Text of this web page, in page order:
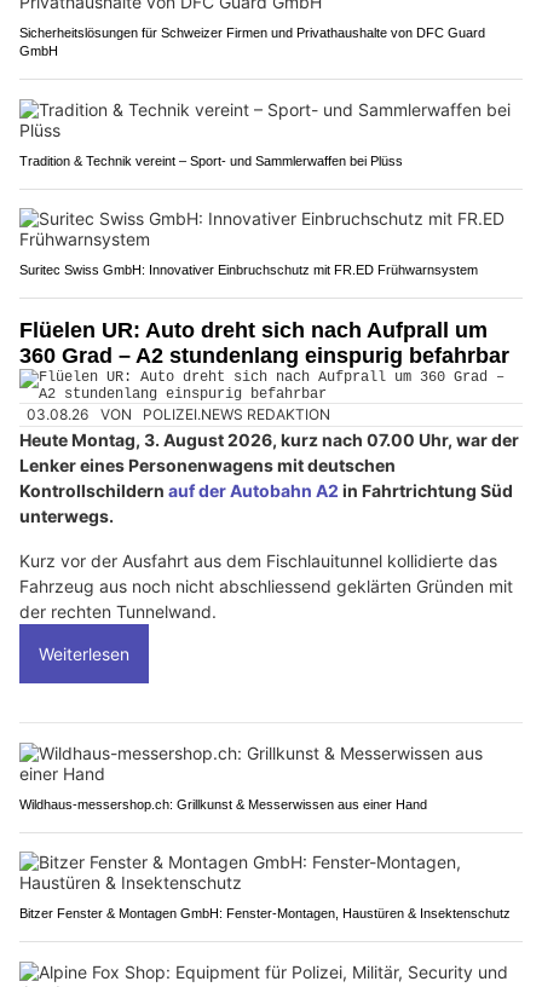
Sicherheitslösungen für Schweizer Firmen und Privathaushalte von DFC Guard
GmbH
Tradition & Technik vereint – Sport- und Sammlerwaffen bei Plüss
Suritec Swiss GmbH: Innovativer Einbruchschutz mit FR.ED Frühwarnsystem
Flüelen UR: Auto dreht sich nach Aufprall um
360 Grad – A2 stundenlang einspurig befahrbar
03.08.26 VON POLIZEI.NEWS REDAKTION
Heute Montag, 3. August 2026, kurz nach 07.00 Uhr, war der
Lenker eines Personenwagens mit deutschen
Kontrollschildern auf der Autobahn A2 in Fahrtrichtung Süd
unterwegs.
Kurz vor der Ausfahrt aus dem Fischlauitunnel kollidierte das
Fahrzeug aus noch nicht abschliessend geklärten Gründen mit
der rechten Tunnelwand.
Weiterlesen
Wildhaus-messershop.ch: Grillkunst & Messerwissen aus einer Hand
Bitzer Fenster & Montagen GmbH: Fenster-Montagen, Haustüren & Insektenschutz